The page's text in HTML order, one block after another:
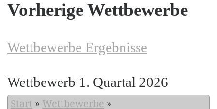
Vorherige Wettbewerbe
Wettbewerbe Ergebnisse
Wettbewerb 1. Quartal 2026
Start » Wettbewerbe »